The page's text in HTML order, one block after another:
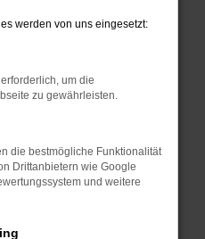
Seiten
die Seite in einem
vorübergehende
werden von uns eingesetzt:
um die
zu gewährleisten.
die bestmögliche Funktionalität
Drittanbietern wie Google
und weitere